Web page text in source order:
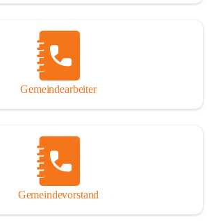
auf das System der Fußnoten verzichtet.
sinnvoll und notwendig erschien,
Quellenhinweise in den fließenden Text
Lesbarkeit halber ist auch von einer
Ausdrucksform Abstand genommen
interessanten, vergnüglichen und
machenden Zeitreise durch die
alte Geschichte von der Steinzeit
Gemeindearbeiter
Gemeindevorstand